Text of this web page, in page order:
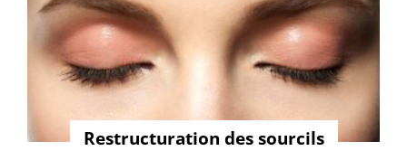
Restructuration des sourcils